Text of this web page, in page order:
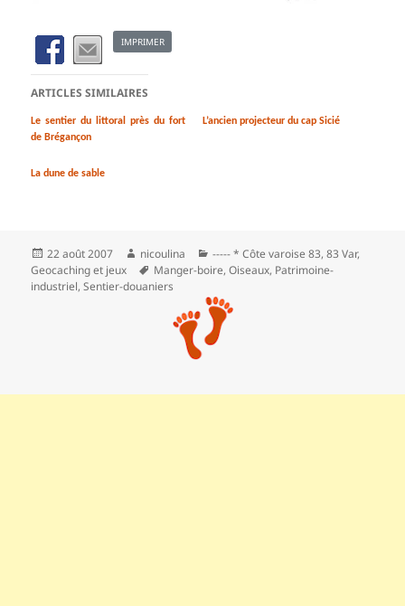
IMPRIMER
ARTICLES SIMILAIRES
Le sentier du littoral près du fort
de Brégançon
L’ancien projecteur du cap Sicié
La dune de sable
Publié
le
22 août 2007 Auteur
nicoulina Catégories
----- * Côte varoise 83,83 Var,
Geocaching et jeux
Mots-
clés
Manger-boire,Oiseaux, Patrimoine-
industriel,Sentier-douaniers